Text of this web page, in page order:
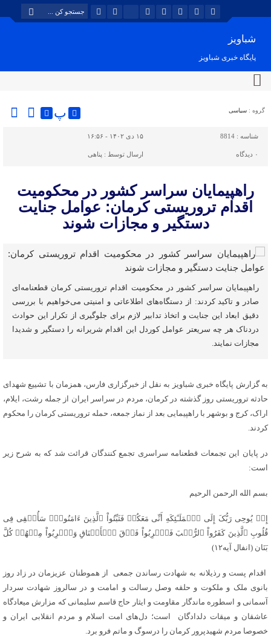
شباویز
پایگاه خبری شباویز
گروه : سیاسی پ
شناسه : 8814 ۱۵ دی ۱۴۰۲ - ۱۶:۵۶
۰ دیدگاه ارسال توسط : پناهی
راهپیمایان سراسر کشور در محکومیت
اقدام تروریستی کرمان: عوامل جنایت
دستگیر و مجازات شوند
راهپیمایان سراسر کشور در محکومیت اقدام تروریستی کرمان قطعنامه‌ای
صادر و تاکید کردند: از دستگاه‌های اطلاعاتی و امنیتی می‌خواهیم با بررسی
دقیق ابعاد این جنایت و اتخاذ تدابیر لازم برای جلوگیری از تکرار این حوادث
دردناک هر چه سریعتر عوامل کوردل این اقدام شریرانه را دستگیر و شدیدا
مجازات نمایند.
به گزارش پایگاه خبری شباویز به نقل از خبرگزاری فارس، همزمان با تشییع شهدای
حادثه تروریستی روز گذشته در کرمان، مردم در سراسر ایران از جمله رشت، ایلام،
اراک، کرج و بوشهر با راهپیمایی بعد از نماز جمعه، حمله تروریستی کرمان را محکوم
کردند.
در پایان این تجمعات قطعنامه سراسری تجمع کنندگان قرائت شد که به شرح زیر
است:
بسم الله الرحمن الرحیم
إِذۡ یُوحِی رَبُّکَ إِلَى ٱلۡمَلَـٰٓئِکَهِ أَنِّی مَعَکُمۡ فَثَبِّتُواْ ٱلَّذِینَ ءَامَنُواْۚ سَأُلۡقِی فِی
قُلُوبِ ٱلَّذِینَ کَفَرُواْ ٱلرُّعۡبَ فَٱضۡرِبُواْ فَوۡقَ ٱلۡأَعۡنَاقِ وَٱضۡرِبُواْ مِنۡهُمۡ کُلَّ
بَنَان (انفال آیه۱۲)
اقدام پست و رذیلانه به شهادت رساندن جمعی از هموطنان عزیزمان در زاد روز
بانوی ملک و ملکوت و حلقه وصل رسالت و امامت و در سالروز شهادت سردار
آسمانی و اسطوره ماندگار مقاومت و ایثار حاج قاسم سلیمانی که مزارش میعادگاه
عاشقان و میقات دلدادگان است؛ دل‌های امت اسلام و مردم انقلابی ایران و
خصوصا مردم شهیدپرور کرمان را درسوگ و ماتم فرو برد.